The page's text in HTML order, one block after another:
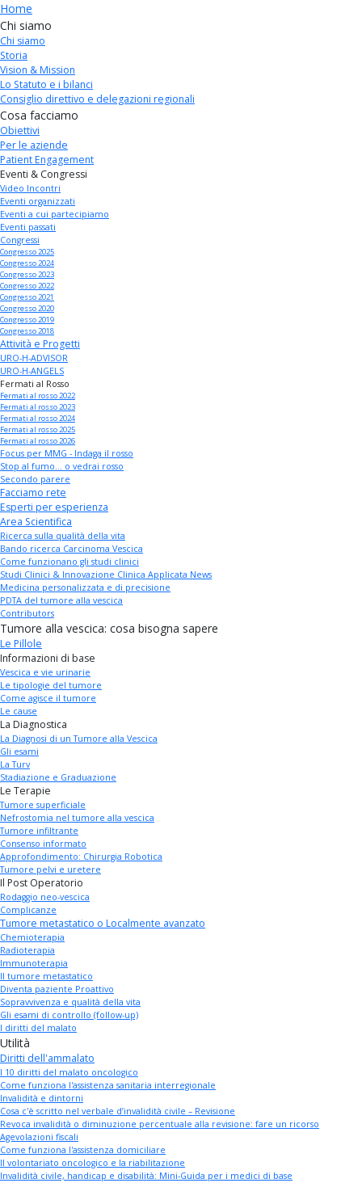
Home
Chi siamo
Chi siamo
Storia
Vision & Mission
Lo Statuto e i bilanci
Consiglio direttivo e delegazioni regionali
Cosa facciamo
Obiettivi
Per le aziende
Patient Engagement
Eventi & Congressi
Video Incontri
Eventi organizzati
Eventi a cui partecipiamo
Eventi passati
Congressi
Congresso 2025
Congresso 2024
Congresso 2023
Congresso 2022
Congresso 2021
Congresso 2020
Congresso 2019
Congresso 2018
Attività e Progetti
URO-H-ADVISOR
URO-H-ANGELS
Fermati al Rosso
Fermati al rosso 2022
Fermati al rosso 2023
Fermati al rosso 2024
Fermati al rosso 2025
Fermati al rosso 2026
Focus per MMG - Indaga il rosso
Stop al fumo... o vedrai rosso
Secondo parere
Facciamo rete
Esperti per esperienza
Area Scientifica
Ricerca sulla qualità della vita
Bando ricerca Carcinoma Vescica
Come funzionano gli studi clinici
Studi Clinici & Innovazione Clinica Applicata News
Medicina personalizzata e di precisione
PDTA del tumore alla vescica
Contributors
Tumore alla vescica: cosa bisogna sapere
Le Pillole
Informazioni di base
Vescica e vie urinarie
Le tipologie del tumore
Come agisce il tumore
Le cause
La Diagnostica
La Diagnosi di un Tumore alla Vescica
Gli esami
La Turv
Stadiazione e Graduazione
Le Terapie
Tumore superficiale
Nefrostomia nel tumore alla vescica
Tumore infiltrante
Consenso informato
Approfondimento: Chirurgia Robotica
Tumore pelvi e uretere
Il Post Operatorio
Rodaggio neo-vescica
Complicanze
Tumore metastatico o Localmente avanzato
Chemioterapia
Radioterapia
Immunoterapia
Il tumore metastatico
Diventa paziente Proattivo
Sopravvivenza e qualità della vita
Gli esami di controllo (follow-up)
I diritti del malato
Utilità
Diritti dell'ammalato
I 10 diritti del malato oncologico
Come funziona l'assistenza sanitaria interregionale
Invalidità e dintorni
Cosa c'è scritto nel verbale d’invalidità civile – Revisione
Revoca invalidità o diminuzione percentuale alla revisione: fare un ricorso
Agevolazioni fiscali
Come funziona l'assistenza domiciliare
Il volontariato oncologico e la riabilitazione
Invalidità civile, handicap e disabilità: Mini-Guida per i medici di base